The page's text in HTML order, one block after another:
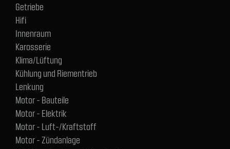
Getriebe
Hifi
Innenraum
Karosserie
Klima/Lüftung
Kühlung und Riementrieb
Lenkung
Motor - Bauteile
Motor - Elektrik
Motor - Luft-/Kraftstoff
Motor - Zündanlage